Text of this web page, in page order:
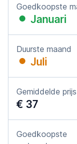
Goedkoopste
Januari
Duurste maand
Juli
Gemiddelde prijs
€ 37
Goedkoopste